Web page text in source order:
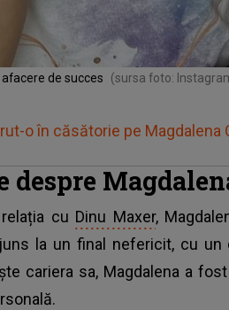
de succes (sursa foto:
o în căsătorie pe Magdalena
cu Dinu Maxer,
la un final nefericit, cu un
cariera sa, Magdalena a